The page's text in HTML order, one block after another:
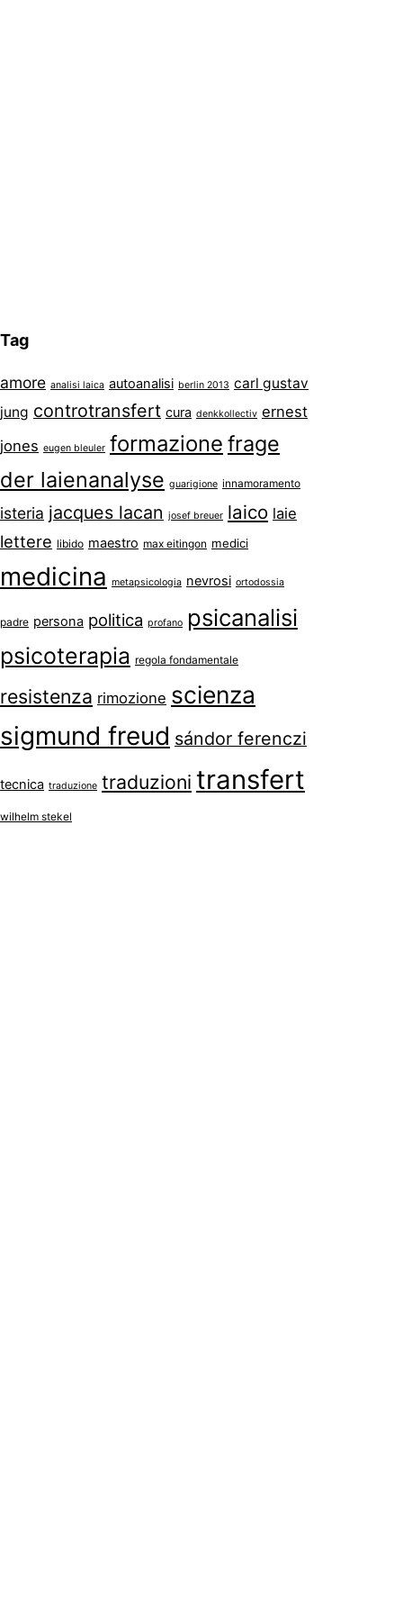
Tag
amore analisi laica autoanalisi berlin 2013 carl gustav
jung controtransfert cura denkkollectiv ernest
jones eugen bleuler formazione frage
der laienanalyse guarigione innamoramento
isteria jacques lacan josef breuer laico laie
lettere libido maestro max eitingon medici
medicina metapsicologia nevrosi ortodossia
padre persona politica profano psicanalisi
psicoterapia regola fondamentale
resistenza rimozione scienza
sigmund freud sándor ferenczi
tecnica traduzione traduzioni transfert
wilhelm stekel